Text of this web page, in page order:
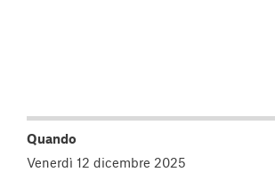
Quando
Venerdì 12 dicembre 2025